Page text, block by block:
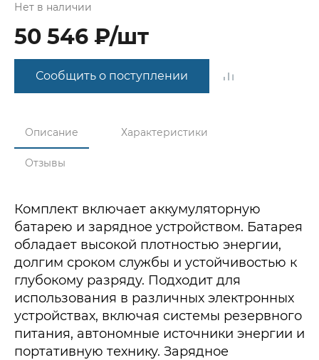
Нет в наличии
50 546 ₽/шт
Сообщить о поступлении
Описание Характеристики
Отзывы
Комплект включает аккумуляторную
батарею и зарядное устройством. Батарея
обладает высокой плотностью энергии,
долгим сроком службы и устойчивостью к
глубокому разряду. Подходит для
использования в различных электронных
устройствах, включая системы резервного
питания, автономные источники энергии и
портативную технику. Зарядное